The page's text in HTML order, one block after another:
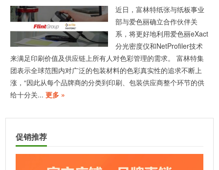
近日，富林特纸张与纸板事业
部与爱色丽确立合作伙伴关
系，将更好地利用爱色丽eXact
分光密度仪和NetProfiler技术
来满足印刷价值及供应链上所有人对色彩管理的需求。 富林特集
团表示全球范围内对广泛的包装材料的色彩真实性的追求不断上
涨，“因此从每个品牌商的分类到印刷、包装供应商整个环节的供
给十分关...更多 »
促销推荐